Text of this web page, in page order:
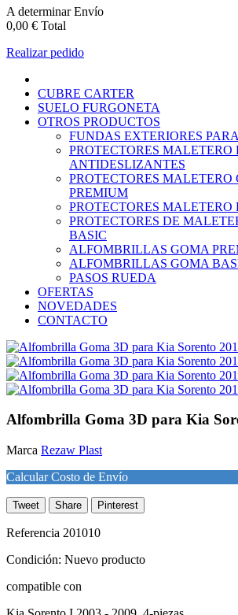
A determinarEnvío
0,00 € Total
Realizar pedido
CUBRE CARTER
SUELO FURGONETA
OTROS PRODUCTOS
FUNDAS EXTERIORES
PROTECTORES MALETERO
ANTIDESLIZANTES
PROTECTORES MALETERO
PREMIUM
PROTECTORES MALETERO
PROTECTORES DE
BASIC
ALFOMBRILLAS GOMA
ALFOMBRILLAS GOMA
PASOS RUEDA
OFERTAS
NOVEDADES
CONTACTO
Alfombrilla Goma 3D para Kia
Marca Rezaw Plast
Calcular Costo de Envío
Tweet Share Pinterest
Referencia 201010
Condición: Nuevo producto
compatible con